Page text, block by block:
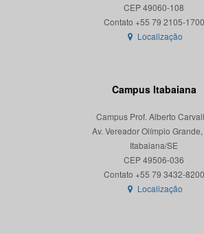
CEP 49060-108
Localização
Campus Itabaiana
Campus Prof. Alberto
Av. Vereador Olímpio Grande,
Itabaiana/SE
CEP 49506-036
Localização